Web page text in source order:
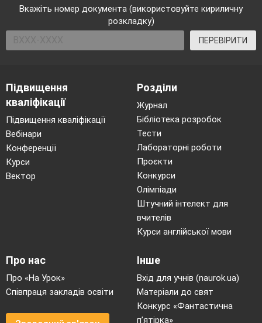
Вкажіть номер документа (використовуйте кириличну
розкладку)
ПЕРЕВІРИТИ
Підвищення
кваліфікації
Підвищення кваліфікації
Вебінари
Конференції
Курси
Вектор
Розділи
Журнал
Бібліотека розробок
Тести
Лабораторні роботи
Проєкти
Конкурси
Олімпіади
Штучний інтелект для
вчителів
Курси англійської мови
Про нас
Про «На Урок»
Співпраця закладів освіти
Інше
Вхід для учнів (naurok.ua)
Матеріали до свят
Конкурс «Фантастична
п’ятірка»